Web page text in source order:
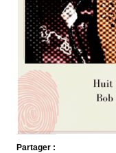
Partager :